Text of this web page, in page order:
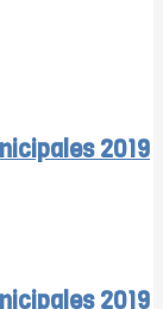
2019
2019